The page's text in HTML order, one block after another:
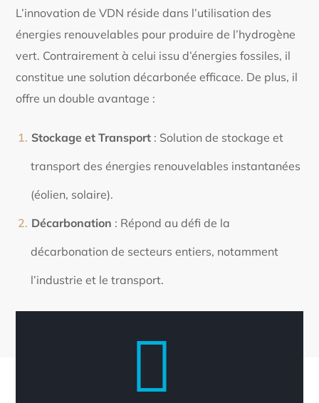
L’innovation de VDN réside dans l’utilisation des
énergies renouvelables pour produire de l’hydrogène
vert. Contrairement à celui issu d’énergies fossiles, il
constitue une solution décarbonée efficace. De plus, il
offre un double avantage :
Stockage et Transport : Solution de stockage et
transport des énergies renouvelables instantanées
(éolien, solaire).
Décarbonation : Répond au défi de la
décarbonation de secteurs entiers, notamment
l’industrie et le transport.
D'HYDROGÈNE PRODUIT